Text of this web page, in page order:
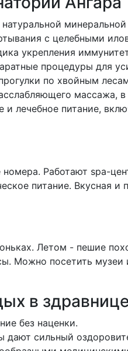
с целебными
укрепления
процедуры для
по хвойным
массажа,
и лечебное питание,
Работают spa-
питание. Вкусная
Летом - пешие
Можно посетить музеи
в
без наценки.
дают сильный